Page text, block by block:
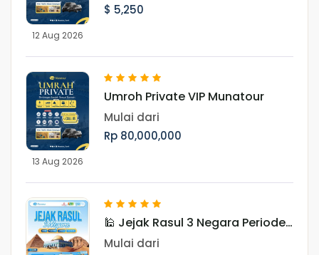
12 Aug 2026
$ 5,250
13 Aug 2026
Umroh Private VIP Munatour
Mulai dari
Rp 80,000,000
🕌 Jejak Rasul 3 Negara Periode
Januari 2027
Mulai dari